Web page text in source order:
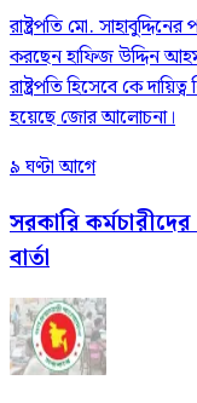
রাষ্ট্রপতি মো. সাহাবুদ্দিনের
করছেন হাফিজ উদ্দিন
রাষ্ট্রপতি হিসেবে কে
হয়েছে জোর আলোচনা।
৯ ঘণ্টা আগে
সরকারি
বার্তা